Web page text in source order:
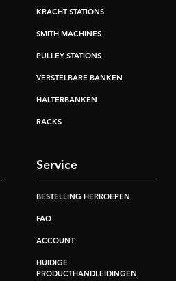
KRACHT STATIONS
SMITH MACHINES
PULLEY STATIONS
VERSTELBARE BANKEN
HALTERBANKEN
RACKS
Service
BESTELLING HERROEPEN
FAQ
ACCOUNT
HUIDIGE
PRODUCTHANDLEIDINGEN